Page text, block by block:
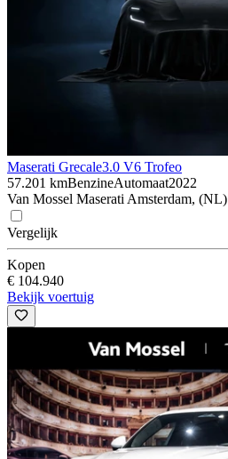
Maserati Grecale3.0 V6 Trofeo
57.201 kmBenzineAutomaat2022
Van Mossel Maserati Amsterdam, (NL)
Vergelijk
Kopen
€ 104.940
Bekijk voertuig